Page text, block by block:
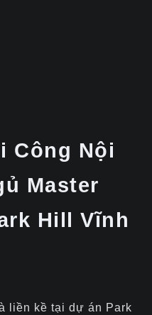
Công Nội
Master
Hill Vĩnh
liền kề tại dự án Park